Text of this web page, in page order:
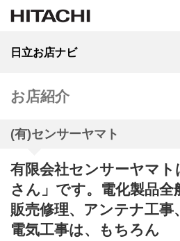
日立お店ナビ
お店紹介
(有)センサーヤマト
有限会社センサーヤマト
さん」です。電化製品全
販売修理、アンテナ工事
電気工事は、もちろん